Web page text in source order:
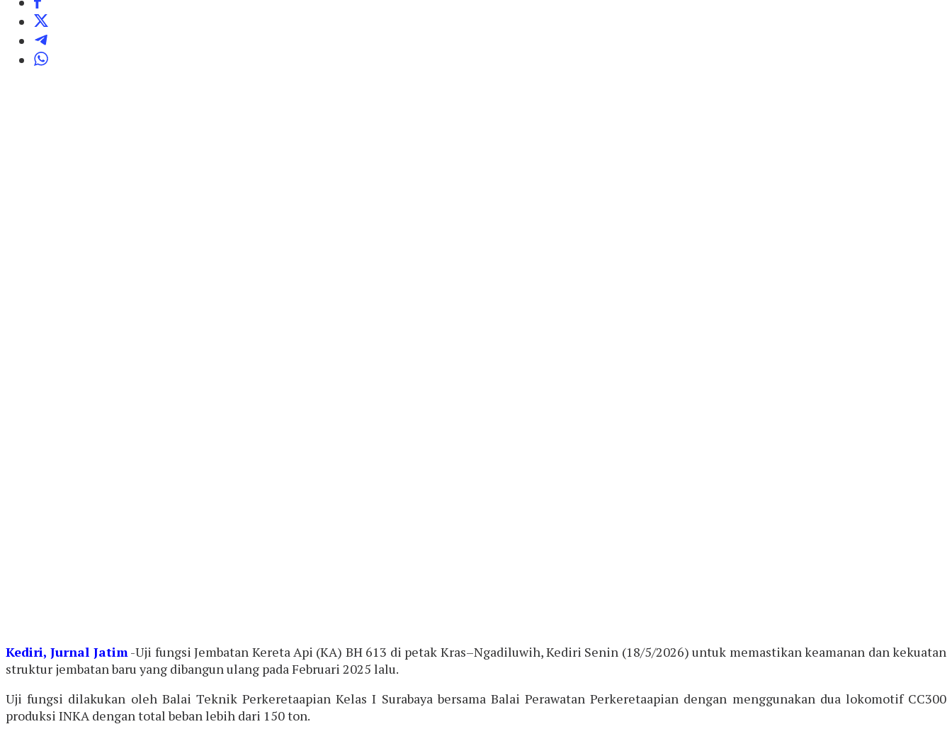
Kediri, Jurnal Jatim -Uji fungsi Jembatan Kereta Api (KA) BH 613 di petak Kras–Ngadiluwih, Kediri Senin (18/5/2026) untuk memastikan keamanan dan kekuatan
struktur jembatan baru yang dibangun ulang pada Februari 2025 lalu.
Uji fungsi dilakukan oleh Balai Teknik Perkeretaapian Kelas I Surabaya bersama Balai Perawatan Perkeretaapian dengan menggunakan dua lokomotif CC300
produksi INKA dengan total beban lebih dari 150 ton.